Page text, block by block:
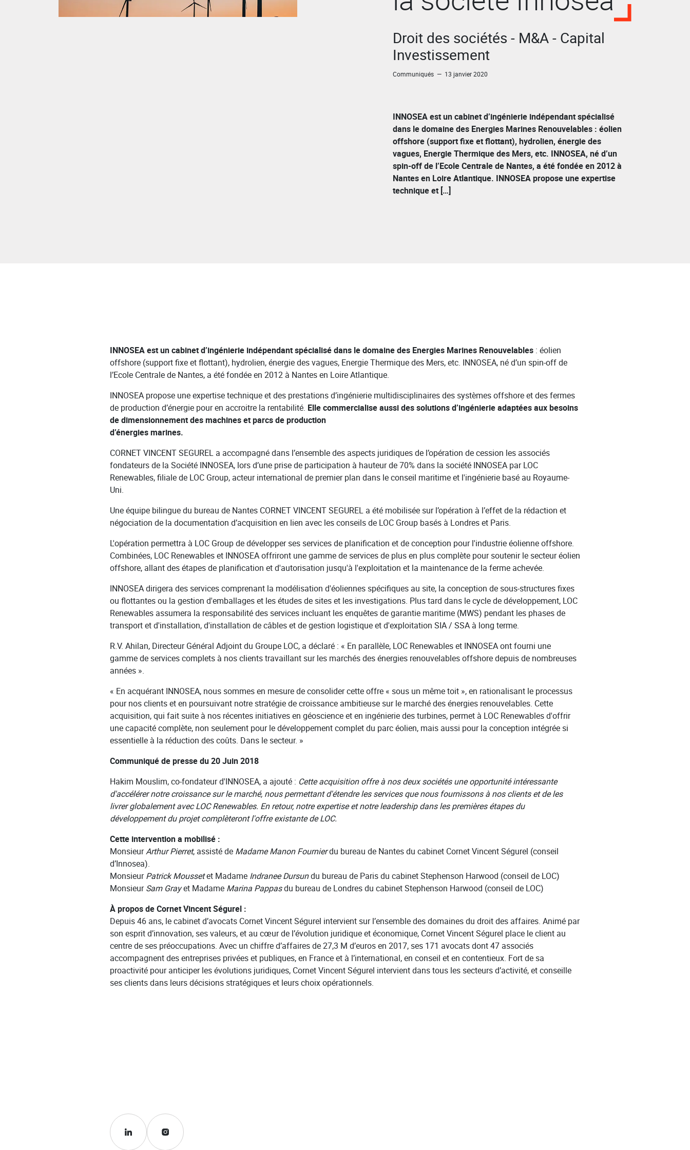
Droit des sociétés - M&A - Capital
Investissement
Communiqués — 13 janvier 2020
INNOSEA est un cabinet d’ingénierie indépendant spécialisé
dans le domaine des Energies Marines Renouvelables : éolien
offshore (support fixe et flottant), hydrolien, énergie des
vagues, Energie Thermique des Mers, etc. INNOSEA, né d’un
spin-off de l’Ecole Centrale de Nantes, a été fondée en 2012 à
Nantes en Loire Atlantique. INNOSEA propose une expertise
technique et […]
INNOSEA est un cabinet d’ingénierie indépendant spécialisé dans le domaine des Energies Marines Renouvelables : éolien
offshore (support fixe et flottant), hydrolien, énergie des vagues, Energie Thermique des Mers, etc. INNOSEA, né d’un spin-off de
l’Ecole Centrale de Nantes, a été fondée en 2012 à Nantes en Loire Atlantique.
INNOSEA propose une expertise technique et des prestations d’ingénierie multidisciplinaires des systèmes offshore et des fermes
de production d’énergie pour en accroitre la rentabilité. Elle commercialise aussi des solutions d’ingénierie adaptées aux besoins
de dimensionnement des machines et parcs de production
d’énergies marines.
CORNET VINCENT SEGUREL a accompagné dans l’ensemble des aspects juridiques de l’opération de cession les associés
fondateurs de la Société INNOSEA, lors d’une prise de participation à hauteur de 70% dans la société INNOSEA par LOC
Renewables, filiale de LOC Group, acteur international de premier plan dans le conseil maritime et l'ingénierie basé au Royaume-
Uni.
Une équipe bilingue du bureau de Nantes CORNET VINCENT SEGUREL a été mobilisée sur l’opération à l’effet de la rédaction et
négociation de la documentation d’acquisition en lien avec les conseils de LOC Group basés à Londres et Paris.
L'opération permettra à LOC Group de développer ses services de planification et de conception pour l'industrie éolienne offshore.
Combinées, LOC Renewables et INNOSEA offriront une gamme de services de plus en plus complète pour soutenir le secteur éolien
offshore, allant des étapes de planification et d'autorisation jusqu'à l'exploitation et la maintenance de la ferme achevée.
INNOSEA dirigera des services comprenant la modélisation d'éoliennes spécifiques au site, la conception de sous-structures fixes
ou flottantes ou la gestion d'emballages et les études de sites et les investigations. Plus tard dans le cycle de développement, LOC
Renewables assumera la responsabilité des services incluant les enquêtes de garantie maritime (MWS) pendant les phases de
transport et d'installation, d'installation de câbles et de gestion logistique et d'exploitation SIA / SSA à long terme.
R.V. Ahilan, Directeur Général Adjoint du Groupe LOC, a déclaré : « En parallèle, LOC Renewables et INNOSEA ont fourni une
gamme de services complets à nos clients travaillant sur les marchés des énergies renouvelables offshore depuis de nombreuses
années ».
« En acquérant INNOSEA, nous sommes en mesure de consolider cette offre « sous un même toit », en rationalisant le processus
pour nos clients et en poursuivant notre stratégie de croissance ambitieuse sur le marché des énergies renouvelables. Cette
acquisition, qui fait suite à nos récentes initiatives en géoscience et en ingénierie des turbines, permet à LOC Renewables d'offrir
une capacité complète, non seulement pour le développement complet du parc éolien, mais aussi pour la conception intégrée si
essentielle à la réduction des coûts. Dans le secteur. »
Communiqué de presse du 20 Juin 2018
Hakim Mouslim, co-fondateur d'INNOSEA, a ajouté : Cette acquisition offre à nos deux sociétés une opportunité intéressante
d'accélérer notre croissance sur le marché, nous permettant d'étendre les services que nous fournissons à nos clients et de les
livrer globalement avec LOC Renewables. En retour, notre expertise et notre leadership dans les premières étapes du
développement du projet complèteront l'offre existante de LOC.
Cette intervention a mobilisé :
MonsieurArthur Pierret, assisté de Madame Manon Fournierdu bureau de Nantes du cabinet Cornet Vincent Ségurel (conseil
d’Innosea).
MonsieurPatrick Moussetet Madame Indranee Dursundu bureau de Paris du cabinet Stephenson Harwood (conseil de LOC)
MonsieurSam Grayet Madame Marina Pappasdu bureau de Londres du cabinet Stephenson Harwood (conseil de LOC)
À propos de Cornet Vincent Ségurel :
Depuis 46 ans, le cabinet d’avocats Cornet Vincent Ségurel intervient sur l’ensemble des domaines du droit des affaires. Animé par
son esprit d’innovation, ses valeurs, et au cœur de l’évolution juridique et économique, Cornet Vincent Ségurel place le client au
centre de ses préoccupations. Avec un chiffre d’affaires de 27,3 M d’euros en 2017, ses 171 avocats dont 47 associés
accompagnent des entreprises privées et publiques, en France et à l’international, en conseil et en contentieux. Fort de sa
proactivité pour anticiper les évolutions juridiques, Cornet Vincent Ségurel intervient dans tous les secteurs d’activité, et conseille
ses clients dans leurs décisions stratégiques et leurs choix opérationnels.